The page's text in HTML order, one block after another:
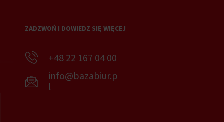
ZADZWOŃ I DOWIEDZ SIĘ WIĘCEJ
+48 22 167 04 00
info@bazabiur.p
l